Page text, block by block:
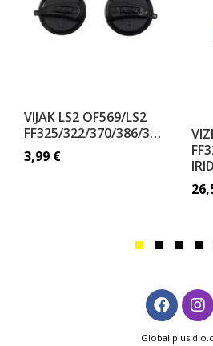
VIJAK LS2 OF569/LS2
FF325/322/370/386/385/392/396
3,99 €
Global plus